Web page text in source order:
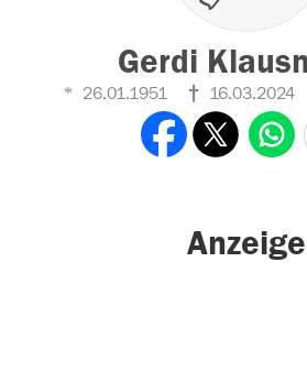
Gerdi
26.01.1951 16.03.2024
Anzeige